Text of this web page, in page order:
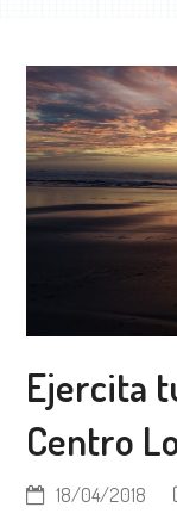
Ejercita
Centro
18/04/2018